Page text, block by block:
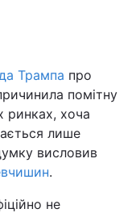
Трампа про
помітну
ринках, хоча
лише
висловив
.
не